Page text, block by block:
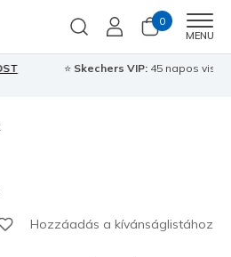
0
MENU
tagoknakCsatlakozz most ⭐
Hozzáadás a kívánságlistához